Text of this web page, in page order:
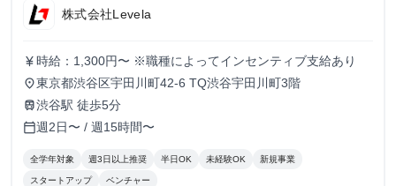
株式会社Levela
currency_yen 時給：1,300円〜 ※職種によってインセンティブ支給あり
place東京都渋谷区宇田川町42-6 TQ渋谷宇田川町3階
train渋谷駅 徒歩5分
calendar_today週2日〜 / 週15時間〜
全学年対象 週3日以上推奨 半日OK 未経験OK 新規事業
スタートアップ ベンチャー